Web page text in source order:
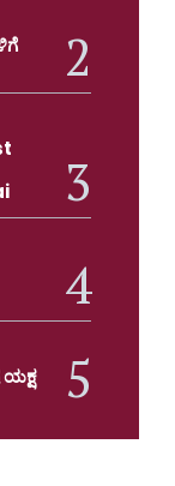
ಯಕ್ಷ